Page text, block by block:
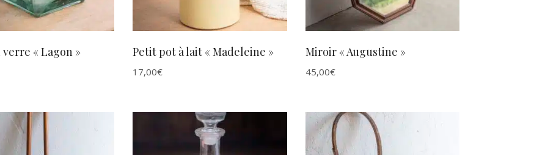
verre « Lagon » Petit pot à lait « Madeleine »
17,00€
Miroir « Augustine »
45,00€